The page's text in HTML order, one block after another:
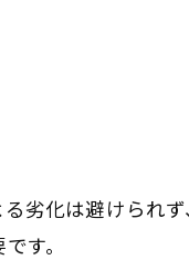
劣化は避けられ
す。